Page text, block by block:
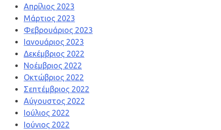
Απρίλιος 2023
Μάρτιος 2023
Φεβρουάριος 2023
Ιανουάριος 2023
Δεκέμβριος 2022
Νοέμβριος 2022
Οκτώβριος 2022
Σεπτέμβριος 2022
Αύγουστος 2022
Ιούλιος 2022
Ιούνιος 2022